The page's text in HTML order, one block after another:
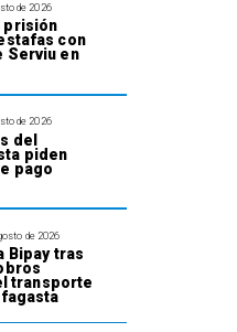
de 2026
prisión
con
Serviu en
de 2026
del
piden
pago
de 2026
Bipay tras
transporte